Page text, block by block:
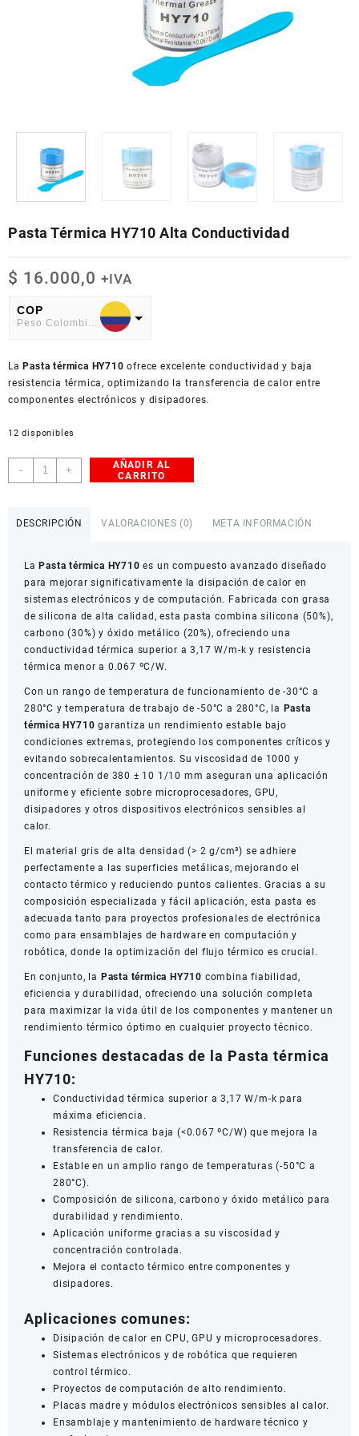
Pasta Térmica HY710 Alta Conductividad
$ 16.000,0 +IVA
COP
Peso Colombiano
American Dollar
La Pasta térmica HY710 ofrece excelente conductividad y baja
resistencia térmica, optimizando la transferencia de calor entre
componentes electrónicos y disipadores.
12 disponibles
-
Pasta
Térmica
+
AÑADIR AL
CARRITO
DESCRIPCIÓN VALORACIONES (0) META INFORMACIÓN
La Pasta térmica HY710 es un compuesto avanzado diseñado
para mejorar significativamente la disipación de calor en
sistemas electrónicos y de computación. Fabricada con grasa
de silicona de alta calidad, esta pasta combina silicona (50%),
carbono (30%) y óxido metálico (20%), ofreciendo una
conductividad térmica superior a 3,17 W/m-k y resistencia
térmica menor a 0.067 ºC/W.
Con un rango de temperatura de funcionamiento de -30°C a
280°C y temperatura de trabajo de -50°C a 280°C, la Pasta
térmica HY710 garantiza un rendimiento estable bajo
condiciones extremas, protegiendo los componentes críticos y
evitando sobrecalentamientos. Su viscosidad de 1000 y
concentración de 380 ± 10 1/10 mm aseguran una aplicación
uniforme y eficiente sobre microprocesadores, GPU,
disipadores y otros dispositivos electrónicos sensibles al
calor.
El material gris de alta densidad (> 2 g/cm³) se adhiere
perfectamente a las superficies metálicas, mejorando el
contacto térmico y reduciendo puntos calientes. Gracias a su
composición especializada y fácil aplicación, esta pasta es
adecuada tanto para proyectos profesionales de electrónica
como para ensamblajes de hardware en computación y
robótica, donde la optimización del flujo térmico es crucial.
En conjunto, la Pasta térmica HY710 combina fiabilidad,
eficiencia y durabilidad, ofreciendo una solución completa
para maximizar la vida útil de los componentes y mantener un
rendimiento térmico óptimo en cualquier proyecto técnico.
Funciones destacadas de la Pasta térmica
HY710:
Conductividad térmica superior a 3,17 W/m-k para
máxima eficiencia.
Resistencia térmica baja (<0.067 ºC/W) que mejora la
transferencia de calor.
Estable en un amplio rango de temperaturas (-50°C a
280°C).
Composición de silicona, carbono y óxido metálico para
durabilidad y rendimiento.
Aplicación uniforme gracias a su viscosidad y
concentración controlada.
Mejora el contacto térmico entre componentes y
disipadores.
Aplicaciones comunes:
Disipación de calor en CPU, GPU y microprocesadores.
Sistemas electrónicos y de robótica que requieren
control térmico.
Proyectos de computación de alto rendimiento.
Placas madre y módulos electrónicos sensibles al calor.
Ensamblaje y mantenimiento de hardware técnico y